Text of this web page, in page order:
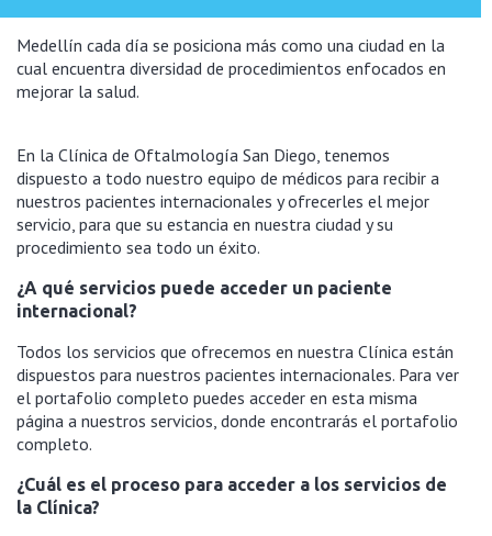
Medellín cada día se posiciona más como una ciudad en la
cual encuentra diversidad de procedimientos enfocados en
mejorar la salud.
En la Clínica de Oftalmología San Diego, tenemos
dispuesto a todo nuestro equipo de médicos para recibir a
nuestros pacientes internacionales y ofrecerles el mejor
servicio, para que su estancia en nuestra ciudad y su
procedimiento sea todo un éxito.
¿A qué servicios puede acceder un paciente
internacional?
Todos los servicios que ofrecemos en nuestra Clínica están
dispuestos para nuestros pacientes internacionales. Para ver
el portafolio completo puedes acceder en esta misma
página a nuestros servicios, donde encontrarás el portafolio
completo.
¿Cuál es el proceso para acceder a los servicios de
la Clínica?